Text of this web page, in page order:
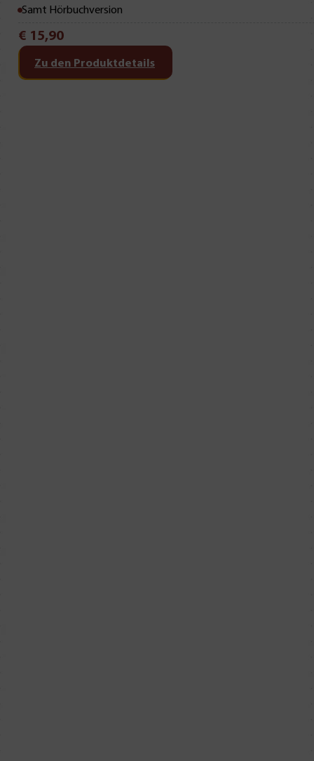
Samt Hörbuchversion
€ 15,90
Zu den Produktdetails